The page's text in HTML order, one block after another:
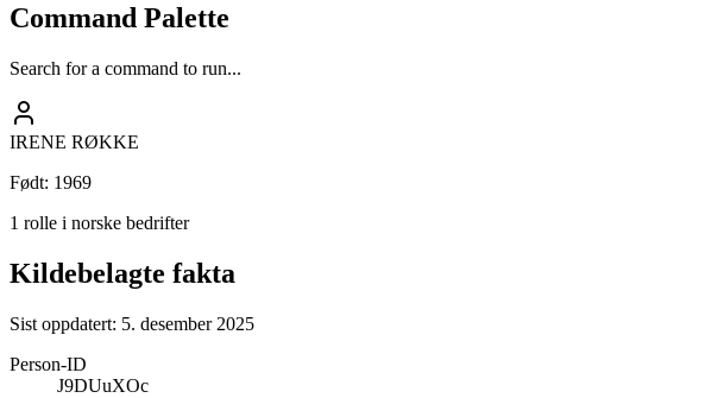
Command Palette
Search for a command to run...
IRENE RØKKE
Født: 1969
1 rolle i norske bedrifter
Kildebelagte fakta
Sist oppdatert: 5. desember 2025
Person-ID
J9DUuXOc